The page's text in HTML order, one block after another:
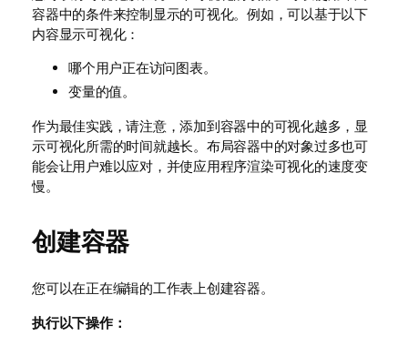
容器中的条件来控制显示的可视化。例如，可以基于以下
内容显示可视化：
哪个用户正在访问图表。
变量的值。
作为最佳实践，请注意，添加到容器中的可视化越多，显
示可视化所需的时间就越长。布局容器中的对象过多也可
能会让用户难以应对，并使应用程序渲染可视化的速度变
慢。
创建容器
您可以在正在编辑的工作表上创建容器。
执行以下操作：